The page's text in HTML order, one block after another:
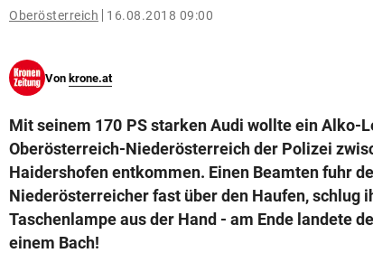
© Krone Multimedia GmbH & Co KG 2026
Oberösterreich 16.08.2018 09:00
Von krone.at
Mit seinem 170 PS starken Audi wollte ein Alko-
Oberösterreich-Niederösterreich der Polizei
Haidershofen entkommen. Einen Beamten fuhr
Niederösterreicher fast über den Haufen, schlug
Taschenlampe aus der Hand - am Ende landete
einem Bach!